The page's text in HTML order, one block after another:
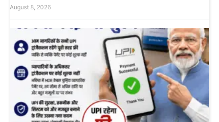
August 8, 2026